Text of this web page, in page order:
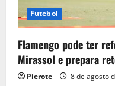
Futebol
Flamengo pode ter
Mirassol e prepara
Pierote 8 de agosto